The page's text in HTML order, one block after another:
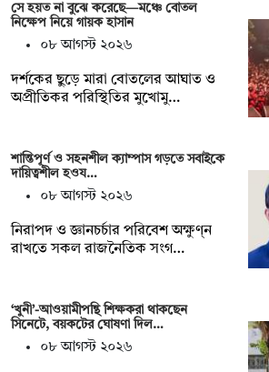
সে হয়ত না ‍বুঝে করেছে—মঞ্চে বোতল
নিক্ষেপ নিয়ে গায়ক হাসান
০৮ আগস্ট ২০২৬
দর্শকের ছুড়ে মারা বোতলের আঘাত ও
অপ্রীতিকর পরিস্থিতির মুখোমু…
শান্তিপূর্ণ ও সহনশীল ক্যাম্পাস গড়তে সবাইকে
দায়িত্বশীল হওয…
০৮ আগস্ট ২০২৬
নিরাপদ ও জ্ঞানচর্চার পরিবেশ অক্ষুণ্ন
রাখতে সকল রাজনৈতিক সংগ…
‘খুনী’-আওয়ামীপন্থি শিক্ষকরা থাকছেন
সিনেটে, বয়কটের ঘোষণা দিল…
০৮ আগস্ট ২০২৬